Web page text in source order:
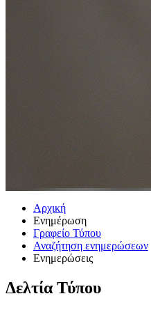
Αρχική
Ενημέρωση
Γραφείο Τύπου
Αναζήτηση ενημερώσεων
Ενημερώσεις
Δελτία Τύπου